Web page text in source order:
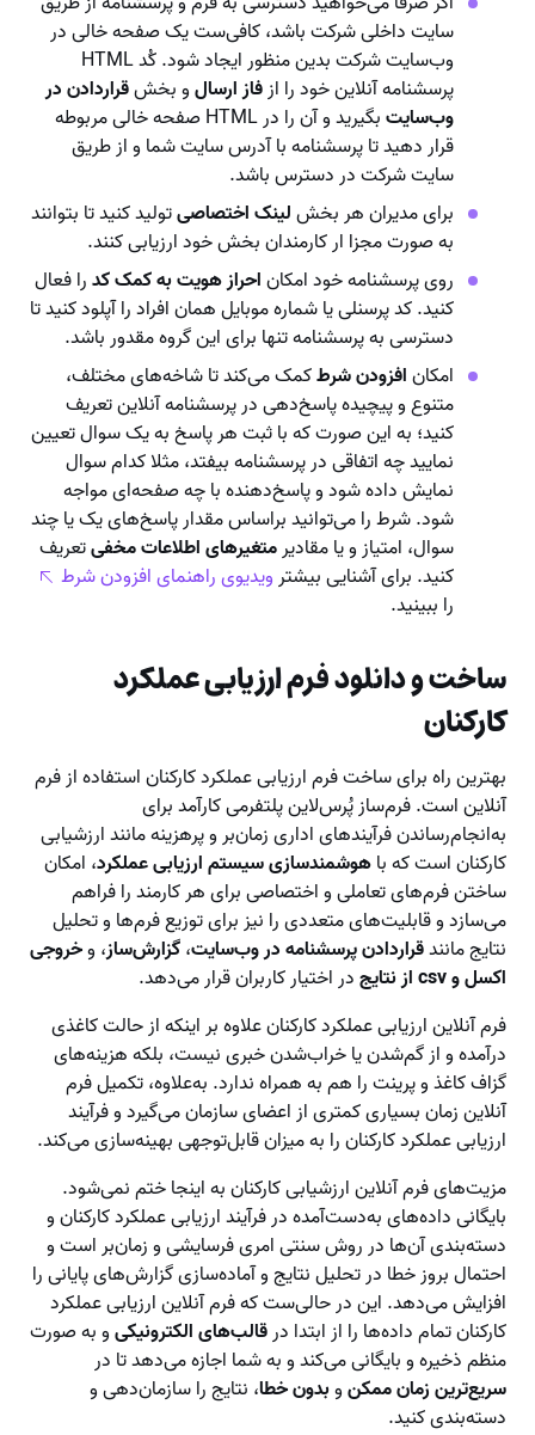
سایت داخلی شرکت باشد، کافی‌ست یک صفحه خالی در
وب‌سایت شرکت بدین منظور ایجاد شود. کُد HTML
پرسشنامه آنلاین خود را ازفاز ارسالو بخشقراردادن در
وب‌سایت
بگیرید و آن را در HTML صفحه خالی مربوطه
قرار دهید تا پرسشنامه با آدرس سایت شما و از طریق
سایت شرکت در دسترس باشد.
برای مدیران هر بخشلینک اختصاصیتولید کنید تا بتوانند
به صورت مجزا ار کارمندان بخش خود ارزیابی کنند.
روی پرسشنامه خود امکاناحراز هویت به کمک کدرا فعال
کنید. کد پرسنلی یا شماره موبایل همان افراد را آپلود کنید تا
دسترسی به پرسشنامه تنها برای این گروه مقدور باشد.
امکانافزودن شرطکمک می‌کند تا شاخه‌های مختلف،
متنوع و پیچیده پاسخ‌دهی در پرسشنامه آنلاین تعریف
کنید؛ به این صورت که با ثبت هر پاسخ به یک سوال تعیین
نمایید چه اتفاقی در پرسشنامه بیفتد، مثلا کدام سوال
نمایش داده شود و پاسخ‌دهنده با چه صفحه‌ای مواجه
شود. شرط را می‌توانید براساس مقدار پاسخ‌های یک یا چند
سوال، امتیاز و یا مقادیرمتغیرهای اطلاعات مخفیتعریف
کنید. برای آشنایی بیشترویدیوی راهنمای افزودن شرط
را ببینید.
ساخت و دانلود فرم ارزیابی عملکرد
کارکنان
بهترین راه برای ساخت فرم ارزیابی عملکرد کارکنان استفاده از فرم‌
آنلاین است. فرم‌ساز پُرس‌لاین پلتفرمی کارآمد برای
به‌انجام‌رساندن فرآیندهای اداری زمان‌بر و پرهزینه مانند ارزشیابی
کارکنان است که باهوشمندسازی سیستم ارزیابی عملکرد، امکان
ساختن فرم‌های تعاملی و اختصاصی برای هر کارمند را فراهم
می‌سازد و قابلیت‌های متعددی را نیز برای توزیع فرم‌ها و تحلیل
نتایج مانندقراردادن پرسشنامه در وب‌سایت،گزارش‌ساز، وخروجی
اکسل و csv از نتایج
در اختیار کاربران قرار می‌دهد.
فرم آنلاین ارزیابی عملکرد کارکنان علاوه بر اینکه از حالت کاغذی
درآمده و از گم‌شدن یا خراب‌شدن خبری نیست، بلکه هزینه‌های
گزاف کاغذ و پرینت را هم به همراه ندارد. به‌علاوه، تکمیل فرم
آنلاین زمان بسیاری کمتری از اعضای سازمان می‌گیرد و فرآیند
ارزیابی عملکرد کارکنان را به میزان قابل‌توجهی بهینه‌سازی می‌کند.
مزیت‌های فرم آنلاین ارزشیابی کارکنان به اینجا ختم نمی‌شود.
بایگانی داده‌های به‌دست‌آمده در فرآیند ارزیابی عملکرد کارکنان و
دسته‌بندی آن‌ها در روش سنتی امری فرسایشی و زمان‌بر است و
احتمال بروز خطا در تحلیل نتایج و آماده‌سازی گزارش‌های پایانی را
افزایش می‌دهد. این در حالی‌ست که فرم آنلاین ارزیابی عملکرد
کارکنان تمام داده‌ها را از ابتدا درقالب‌های الکترونیکیو به صورت
منظم ذخیره و بایگانی می‌کند و به شما اجازه می‌دهد تا در
سریع‌ترین زمان ممکنوبدون خطا، نتایج را سازمان‌دهی و
دسته‌بندی کنید.